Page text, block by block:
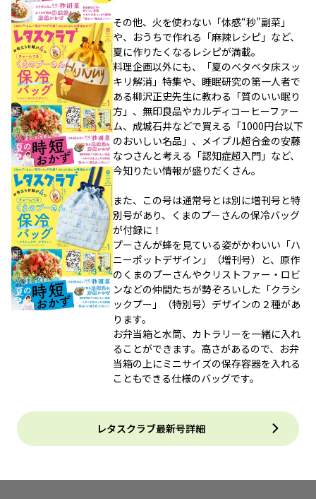
その他、火を使わない「体感“秒”副菜」
や、おうちで作れる「麻辣レシピ」など、
夏に作りたくなるレシピが満載。
料理企画以外にも、「夏のベタベタ床スッ
キリ解消」特集や、睡眠研究の第一人者で
ある柳沢正史先生に教わる「質のいい眠り
方」、無印良品やカルディコーヒーファー
ム、成城石井などで買える「1000円台以下
のおいしい名品」、メイプル超合金の安藤
なつさんと考える「認知症超入門」など、
今知りたい情報が盛りだくさん。
また、この号は通常号とは別に増刊号と特
別号があり、くまのプーさんの保冷バッグ
が付録に！
プーさんが蜂を見ている姿がかわいい「ハ
ニーポットデザイン」（増刊号）と、原作
のくまのプーさんやクリストファー・ロビ
ンなどの仲間たちが勢ぞろいした「クラシ
ックプー」（特別号）デザインの２種があ
ります。
お弁当箱と水筒、カトラリーを一緒に入れ
ることができます。高さがあるので、お弁
当箱の上にミニサイズの保存容器を入れる
こともできる仕様のバッグです。
レタスクラブ最新号詳細